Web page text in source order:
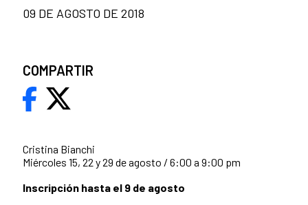
Cristina Bianchi
Miércoles 15, 22 y 29 de agosto / 6:00 a 9:00 pm
Inscripción hasta el 9 de agosto
09 DE AGOSTO DE 2018
COMPARTIR